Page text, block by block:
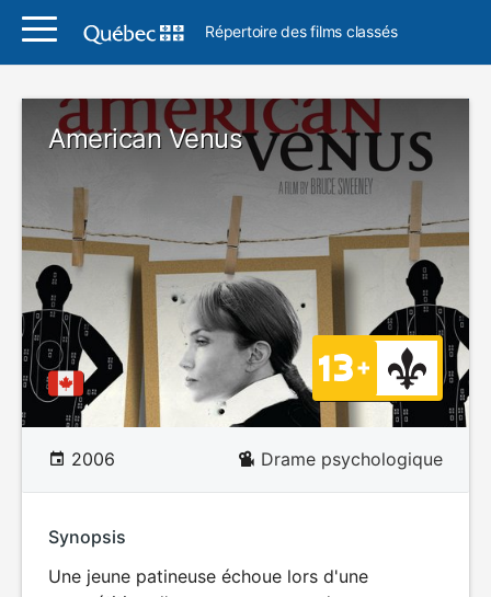
Répertoire des films classés
American Venus
2006 Drame psychologique
Synopsis
Une jeune patineuse échoue lors d'une